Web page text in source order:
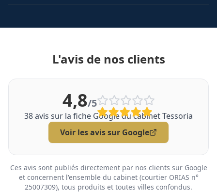
L'avis de nos clients
4,8/5
38avis sur la fiche Google du cabinet Tessoria
Voir les avis sur Google
Ces avis sont publiés directement par nos clients sur Google
et concernent l'ensemble du cabinet (courtier ORIAS n°
25007309), tous produits et toutes villes confondus.